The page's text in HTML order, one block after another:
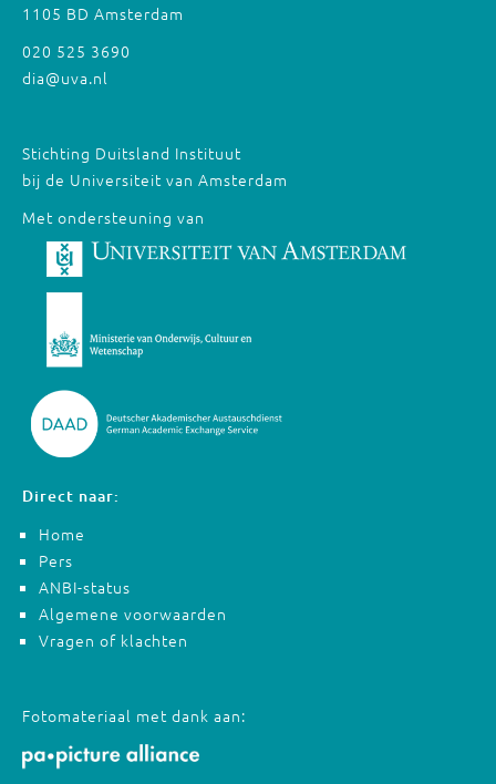
1105 BD Amsterdam
020 525 3690
dia@uva.nl
Stichting Duitsland Instituut
bij de Universiteit van Amsterdam
Met ondersteuning van
Direct naar:
Home
Pers
ANBI-status
Algemene voorwaarden
Vragen of klachten
Fotomateriaal met dank aan: